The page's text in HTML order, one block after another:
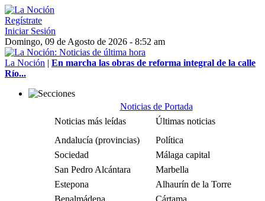
Regístrate
Iniciar Sesión
Domingo, 09 de Agosto de 2026 - 8:52 am
La Noción | En marcha las obras de reforma integral de la calle
Río...
Noticias de Portada
Noticias más leídas
Últimas noticias
Andalucía (provincias)
Política
Sociedad
Málaga capital
San Pedro Alcántara
Marbella
Estepona
Alhaurín de la Torre
Benalmádena
Cártama